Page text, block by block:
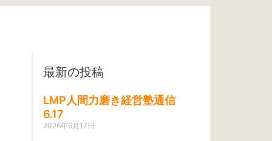
最新の投稿
LMP人間力磨き経営塾通信
6.17
2026年6月17日